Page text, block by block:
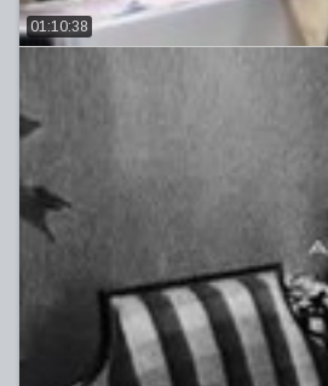
01:10:38